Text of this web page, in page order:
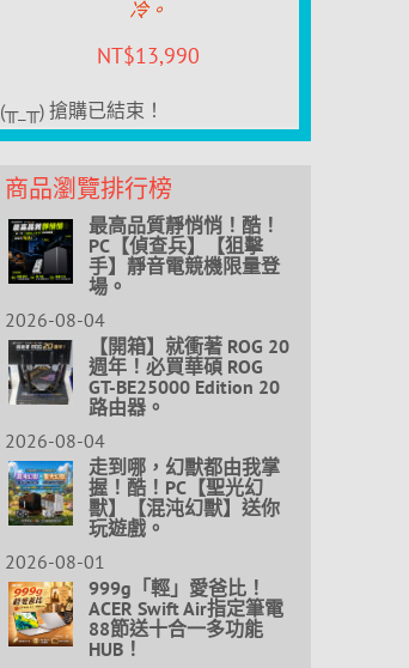
冷。
NT$13,990
(╥_╥) 搶購已結束！
商品瀏覽排行榜
最高品質靜悄悄！酷！
PC【偵查兵】【狙擊
手】靜音電競機限量登
場。
2026-08-04
【開箱】就衝著 ROG 20
週年！必買華碩 ROG
GT-BE25000 Edition 20
路由器。
2026-08-04
走到哪，幻獸都由我掌
握！酷！PC【聖光幻
獸】【混沌幻獸】送你
玩遊戲。
2026-08-01
999g「輕」愛爸比！
ACER Swift Air指定筆電
88節送十合一多功能
HUB！